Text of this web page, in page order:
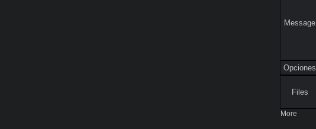
Message
Opciones
Files
More